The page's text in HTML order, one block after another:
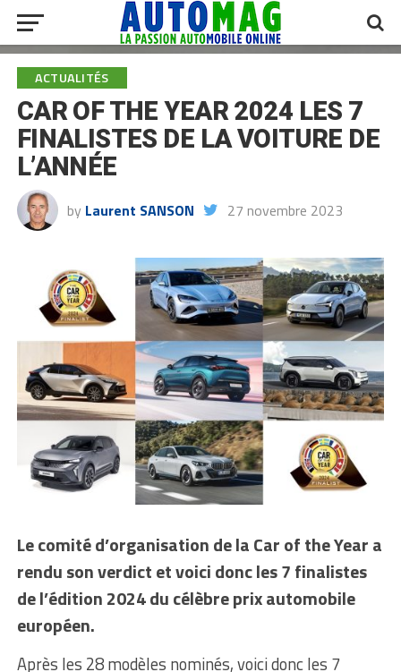
ACTUALITÉS
CAR OF THE YEAR 2024 LES 7
FINALISTES DE LA VOITURE DE
L’ANNÉE
by Laurent SANSON 27 novembre 2023
Le comité d’organisation de la Car of the Year a
rendu son verdict et voici donc les 7 finalistes
de l’édition 2024 du célèbre prix automobile
européen.
Après les 28 modèles nominés, voici donc les 7